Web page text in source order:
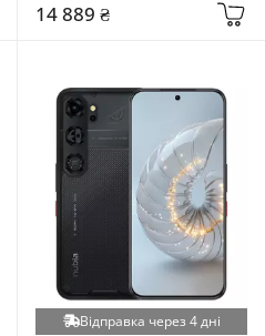
14 889 ₴
Відправка через 4 дні